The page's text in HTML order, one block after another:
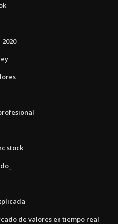
stock
de valores en tiempo real